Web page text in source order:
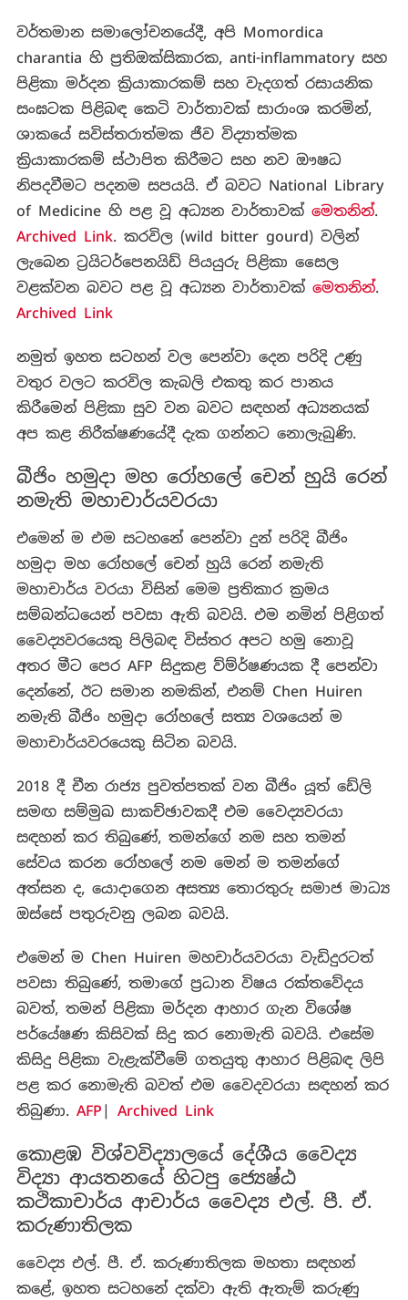
වර්තමාන සමාලෝචනයේදී, අපි Momordica
charantia හි ප්‍රතිඔක්සිකාරක, anti-inflammatory සහ
පිළිකා මර්දන ක්‍රියාකාරකම් සහ වැදගත් රසායනික
සංඝටක පිළිබඳ කෙටි වාර්තාවක් සාරාංශ කරමින්,
ශාකයේ සවිස්තරාත්මක ජීව විද්‍යාත්මක
ක්‍රියාකාරකම් ස්ථාපිත කිරීමට සහ නව ඖෂධ
නිපදවීමට පදනම සපයයි. ඒ බවට National Library
of Medicine හි පළ වූ අධ්‍යන වාර්තාවක් මෙතනින්.
Archived Link. කරවිල (wild bitter gourd) වලින්
ලැබෙන ට්‍රයිටර්පෙනයිඩ් පියයුරු පිළිකා සෛල
වළක්වන බවට පළ වූ අධ්‍යන වාර්තාවක් මෙතනින්.
Archived Link
නමුත් ඉහත සටහන් වල පෙන්වා දෙන පරිදි උණු
වතුර වලට කරවිල කැබලි එකතු කර පානය
කිරීමෙන් පිළිකා සුව වන බවට සඳහන් අධ්‍යනයක්
අප කළ නිරීක්ෂණයේදී දැක ගන්නට නොලැබුණි.
බීජිං හමුදා මහ රෝහලේ චෙන් හුයි රෙන්
නමැති මහාචාර්යවරයා
එමෙන් ම එම සටහනේ පෙන්වා දුන් පරිදි බීජිං
හමුදා මහ රෝහලේ චෙන් හුයි රෙන් නමැති
මහාචාර්ය වරයා විසින් මෙම ප්‍රතිකාර ක්‍රමය
සම්බන්ධයෙන් පවසා ඇති බවයි. එම නමින් පිළිගත්
වෛද්‍යවරයෙකු පිලිබඳ විස්තර අපට හමු නොවූ
අතර මීට පෙර AFP සිදුකළ ව්ම්ර්ෂණයක දී පෙන්වා
දෙන්නේ, ඊට සමාන නමකින්, එනම් Chen Huiren
නමැති බීජිං හමුදා රෝහලේ සත්‍ය වශයෙන් ම
මහාචාර්යවරයෙකු සිටින බවයි.
2018 දී චීන රාජ්‍ය පුවත්පතක් වන බීජිං යූත් ඩේලි
සමඟ සම්මුඛ සාකච්ඡාවකදී එම වෛද්‍යවරයා
සඳහන් කර තිබුණේ, තමන්ගේ නම සහ තමන්
සේවය කරන රෝහලේ නම මෙන් ම තමන්ගේ
අත්සන ද, යොදාගෙන අසත්‍ය තොරතුරු සමාජ මාධ්‍ය
ඔස්සේ පතුරුවනු ලබන බවයි.
එමෙන් ම Chen Huiren මහචාර්යවරයා වැඩිදුරටත්
පවසා තිබුණේ, තමාගේ ප්‍රධාන විෂය රක්තවේදය
බවත්, තමන් පිළිකා මර්දන ආහාර ගැන විශේෂ
පර්යේෂණ කිසිවක් සිදු කර නොමැති බවයි. එසේම
කිසිදු පිළිකා වැළැක්වීමේ ගතයුතු ආහාර පිළිබඳ ලිපි
පළ කර නොමැති බවත් එම වෛදවරයා සඳහන් කර
තිබුණා. AFP | Archived Link
කොළඹ විශ්වවිද්‍යාලයේ දේශීය වෛද්‍ය
විද්‍යා ආයතනයේ හිටපු ජ්‍යෙෂ්ඨ
කථිකාචාර්ය ආචාර්ය වෛද්‍ය එල්. පී. ඒ.
කරුණාතිලක
වෛද්‍ය එල්. පී. ඒ. කරුණාතිලක මහතා සඳහන්
කළේ, ඉහත සටහනේ දක්වා ඇති ඇතැම් කරුණු